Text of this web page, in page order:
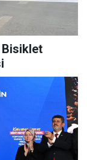
Bisiklet